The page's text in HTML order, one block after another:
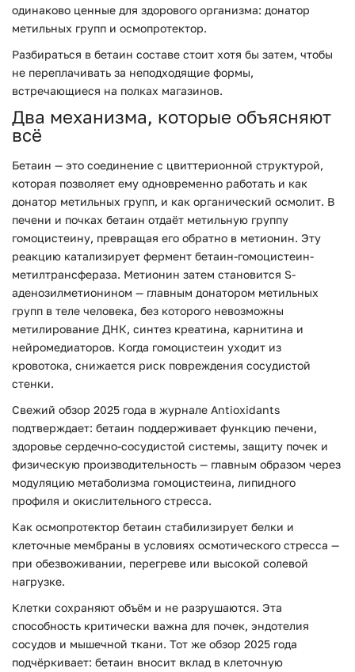
одинаково ценные для здорового организма: донатор
метильных групп и осмопротектор.
Разбираться в бетаин составе стоит хотя бы затем, чтобы
не переплачивать за неподходящие формы,
встречающиеся на полках магазинов.
Два механизма, которые объясняют
всё
Бетаин — это соединение с цвиттерионной структурой,
которая позволяет ему одновременно работать и как
донатор метильных групп, и как органический осмолит. В
печени и почках бетаин отдаёт метильную группу
гомоцистеину, превращая его обратно в метионин. Эту
реакцию катализирует фермент бетаин-гомоцистеин-
метилтрансфераза. Метионин затем становится S-
аденозилметионином — главным донатором метильных
групп в теле человека, без которого невозможны
метилирование ДНК, синтез креатина, карнитина и
нейромедиаторов. Когда гомоцистеин уходит из
кровотока, снижается риск повреждения сосудистой
стенки.
Свежий обзор 2025 года в журнале Antioxidants
подтверждает: бетаин поддерживает функцию печени,
здоровье сердечно-сосудистой системы, защиту почек и
физическую производительность — главным образом через
модуляцию метаболизма гомоцистеина, липидного
профиля и окислительного стресса.
Как осмопротектор бетаин стабилизирует белки и
клеточные мембраны в условиях осмотического стресса —
при обезвоживании, перегреве или высокой солевой
нагрузке.
Клетки сохраняют объём и не разрушаются. Эта
способность критически важна для почек, эндотелия
сосудов и мышечной ткани. Тот же обзор 2025 года
подчёркивает: бетаин вносит вклад в клеточную